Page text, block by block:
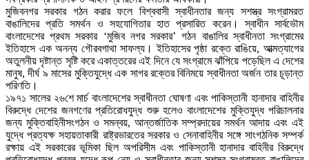
মুজিবনগর সরকার গঠন করার ফলে বিশ্ববাসী স্বাধীনতার জন্য সশস্ত্র সংগ্রামরত
বাঙালিদের প্রতি সমর্থন ও সহযোগিতার হাত প্রসারিত করেন। স্বাধীন সার্বভৌম
বাংলাদেশের প্রথম সরকার ‘মুজিব নগর সরকার’ গঠন বাঙালির স্বাধীনতা সংগ্রামের
ইতিহাসে এক অনন্য গৌরবগাথা সাফল্য। ইতিহাসের পৃষ্ঠা রক্তে রাঙিয়ে, আত্মত্যাগের
অতুলনীয় দৃষ্টান্ত সৃষ্টি করে একাত্তরের এই দিনে যে সংগ্রামে ঝাঁপিয়ে পড়েছিল এ দেশের
মানুষ, দীর্ঘ ৯ মাসের মুক্তিযুদ্ধে এক সাগর রক্তের বিনিময়ে স্বাধীনতা অর্জন তার চূড়ান্ত
পরিণতি।
১৯৭১ সালের ২৬শে মার্চ বাংলাদেশের স্বাধীনতা ঘোষণা এবং পাকিস্তানী হানাদার বাহিনীর
বিরুদ্ধে দেশের জনগণের প্রতিরোধযুদ্ধ শুরু হলেও বাংলাদেশের মুক্তিযুদ্ধ পরিচালনার
জন্য মুক্তিবাহিনীসংগঠন ও সমন্বয়, আন্তর্জাতিক সম্প্রদায়ের সমর্থন আদায় এবং এই
যুদ্ধে প্রত্যক্ষ সহায়তাকারী রাষ্ট্রভারতের সরকার ও সেনাবাহিনীর সঙ্গে সাংগঠনিক সম্পর্ক
রক্ষায় এই সরকারের ভূমিকা ছিল অপরিসীম এবং পাকিস্তানী হানাদার বাহিনীর বিরুদ্ধে